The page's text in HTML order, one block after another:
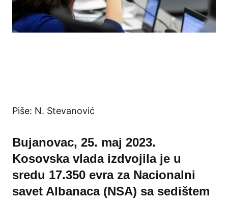
Piše: N. Stevanović
Bujanovac, 25. maj 2023.
Kosovska vlada izdvojila je u
sredu 17.350 evra za Nacionalni
savet Albanaca (NSA) sa sedištem